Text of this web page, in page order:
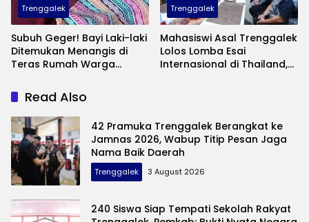
Trenggalek
Subuh Geger! Bayi Laki-laki
Ditemukan Menangis di
Teras Rumah Warga
Pelaku Pembuangan
Trenggalek
Mahasiswi Asal Trenggalek
Lolos Lomba Esai
Internasional di Thailand,
Read Also
42 Pramuka Trenggalek Berangkat ke
Jamnas 2026, Wabup Titip Pesan Jaga
Nama Baik Daerah
Trenggalek 3 August 2026
240 Siswa Siap Tempati Sekolah Rakyat